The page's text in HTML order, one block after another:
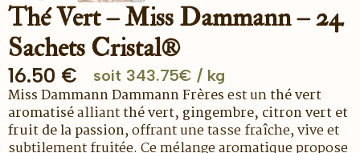
Thé Vert – Miss Dammann – 24
Sachets Cristal®
16.50 € soit 343.75€ / kg
Miss DammannDammann Frèresest unthé vert
aromatiséalliantthé vert, gingembre, citron vert et
fruit de la passion, offrant une tasse fraîche, vive et
subtilement fruitée. Ce mélange aromatique propose